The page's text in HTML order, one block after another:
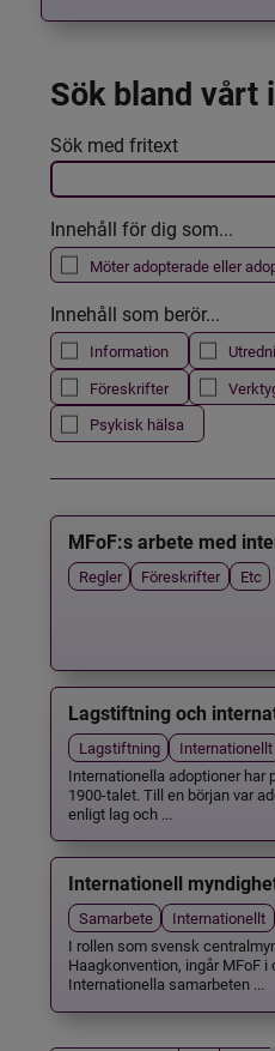
Sök bland vårt
Filtrera resultatet
Det här formuläret
Sök med fritext
Innehåll för dig som...
Möter adopterade eller
Innehåll som berör...
Information
Föreskrifter
Psykisk hälsa
MFoF:s arbete med
Regler Föreskrifter Etc
Lagstiftning och
Lagstiftning Internationellt
Internationella adoptioner har
1900-talet. Till en början var
enligt lag och ...
Internationell
Samarbete Internationellt
I rollen som svensk
Haagkonvention, ingår MFoF
Internationella samarbeten ...